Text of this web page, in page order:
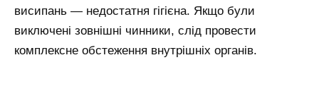
висипань — недостатня гігієна. Якщо були
виключені зовнішні чинники, слід провести
комплексне обстеження внутрішніх органів.